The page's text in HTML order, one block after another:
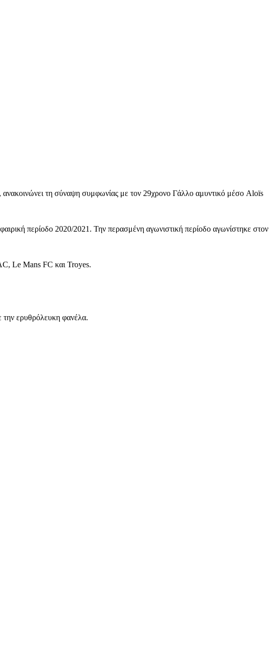
τη σύναψη συμφωνίας με τον 29χρονο Γάλλο αμυντικό μέσο Aloïs
περίοδο 2020/2021. Την περασμένη αγωνιστική περίοδο αγωνίστηκε στον
Le Mans FC και Troyes.
ερυθρόλευκη φανέλα.